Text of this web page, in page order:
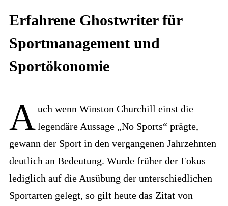
Erfahrene Ghostwriter für
Sportmanagement und
Sportökonomie
Auch wenn Winston Churchill einst die
legendäre Aussage „No Sports“ prägte,
gewann der Sport in den vergangenen Jahrzehnten
deutlich an Bedeutung. Wurde früher der Fokus
lediglich auf die Ausübung der unterschiedlichen
Sportarten gelegt, so gilt heute das Zitat von